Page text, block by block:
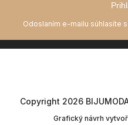
Copyright 2026
Grafický návrh